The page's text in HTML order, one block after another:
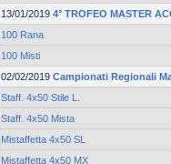
13/01/2019 4° TROFEO MASTER
100 Rana
100 Misti
02/02/2019 Campionati Regionali
Staff. 4x50 Stile L.
Staff. 4x50 Mista
Mistaffetta 4x50 SL
Mistaffetta 4x50 MX